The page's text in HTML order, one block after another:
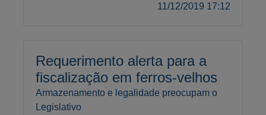
11/12/2019 17:12
Requerimento alerta para a
fiscalização em ferros-velhos
Armazenamento e legalidade preocupam o
Legislativo